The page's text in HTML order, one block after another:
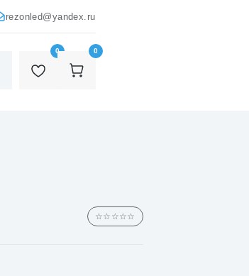
rezonled@yandex.ru
0 0
☆☆☆☆☆